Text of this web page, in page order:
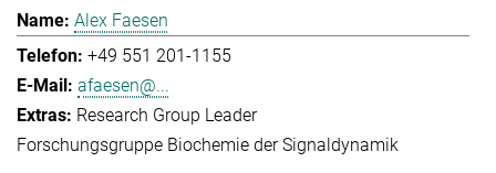
Alex Faesen
+49 551 201-1155
afaesen@...
Research Group Leader
Forschungsgruppe Biochemie der Signaldynamik